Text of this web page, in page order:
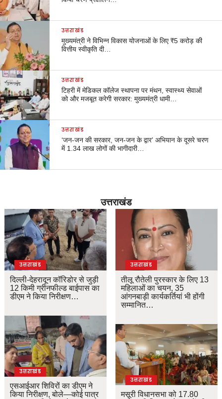
उत्तराखंड
मुख्यमंत्री ने विभिन्न विकास योजनाओं के लिए ₹5 करोड़ की
वित्तीय स्वीकृति दी…
उत्तराखंड
टिहरी में मेडिकल कॉलेज स्थापना पर मंथन, स्वास्थ्य सेवाओं
को और मजबूत करेगी सरकार: मुख्यमंत्री धामी…
उत्तराखंड
‘जन-जन की सरकार, जन-जन के द्वार’ अभियान के दूसरे चरण
में 1.34 लाख लोगों की भागीदारी…
उत्तराखंड
उत्तराखंड
दिल्ली-देहरादून कॉरिडोर से जुड़ी
12 किमी ग्रीनफील्ड बाईपास का
डीएम ने किया निरीक्षण…
उत्तराखंड
एसआईआर शिविरों का डीएम ने
किया निरीक्षण, बोले—कोई पात्र
उत्तराखंड
तीलू रौतेली पुरस्कार के लिए 13
महिलाओं का चयन, 35
आंगनबाड़ी कार्यकर्तियां भी होंगी
सम्मानित…
उत्तराखंड
मसूरी विधानसभा को 17.80